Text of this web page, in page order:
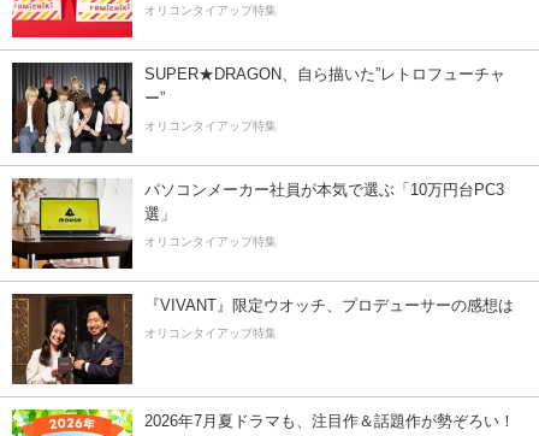
オリコンタイアップ特集
SUPER★DRAGON、自ら描いた”レトロフューチャ
ー”
オリコンタイアップ特集
パソコンメーカー社員が本気で選ぶ「10万円台PC3
選」
オリコンタイアップ特集
『VIVANT』限定ウオッチ、プロデューサーの感想は
オリコンタイアップ特集
2026年7月夏ドラマも、注目作＆話題作が勢ぞろい！